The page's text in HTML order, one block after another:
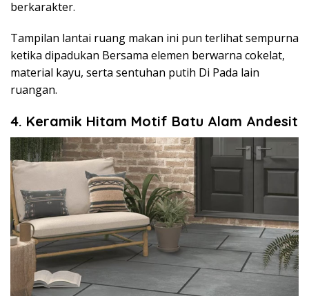
berkarakter.
Tampilan lantai ruang makan ini pun terlihat sempurna
ketika dipadukan Bersama elemen berwarna cokelat,
material kayu, serta sentuhan putih Di Pada lain
ruangan.
4. Keramik Hitam Motif Batu Alam Andesit